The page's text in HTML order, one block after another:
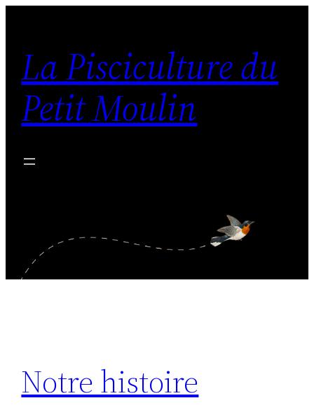
contenu
La Pisciculture du
Petit Moulin
Notre histoire